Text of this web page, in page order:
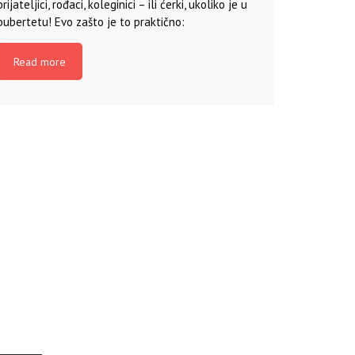
rođaci, koleginici – ili ćerki, ukoliko je u
Evo zašto je to praktično:
Read more